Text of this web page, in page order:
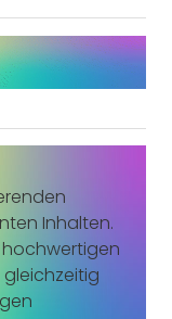
Inhalten.
hochwertigen